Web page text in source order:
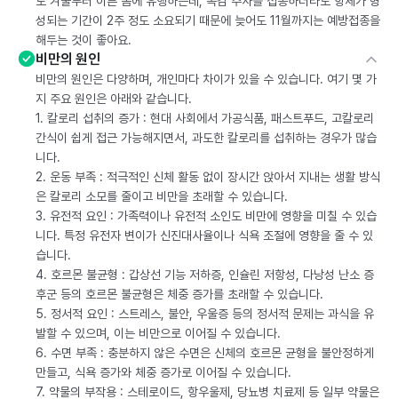
성되는 기간이 2주 정도 소요되기 때문에 늦어도 11월까지는 예방접종을
해두는 것이 좋아요.
비만의 원인
비만의 원인은 다양하며, 개인마다 차이가 있을 수 있습니다. 여기 몇 가
지 주요 원인은 아래와 같습니다.
1. 칼로리 섭취의 증가 : 현대 사회에서 가공식품, 패스트푸드, 고칼로리
간식이 쉽게 접근 가능해지면서, 과도한 칼로리를 섭취하는 경우가 많습
니다.
2. 운동 부족 : 적극적인 신체 활동 없이 장시간 앉아서 지내는 생활 방식
은 칼로리 소모를 줄이고 비만을 초래할 수 있습니다.
3. 유전적 요인 : 가족력이나 유전적 소인도 비만에 영향을 미칠 수 있습
니다. 특정 유전자 변이가 신진대사율이나 식욕 조절에 영향을 줄 수 있
습니다.
4. 호르몬 불균형 : 갑상선 기능 저하증, 인슐린 저항성, 다낭성 난소 증
후군 등의 호르몬 불균형은 체중 증가를 초래할 수 있습니다.
5. 정서적 요인 : 스트레스, 불안, 우울증 등의 정서적 문제는 과식을 유
발할 수 있으며, 이는 비만으로 이어질 수 있습니다.
6. 수면 부족 : 충분하지 않은 수면은 신체의 호르몬 균형을 불안정하게
만들고, 식욕 증가와 체중 증가로 이어질 수 있습니다.
7. 약물의 부작용 : 스테로이드, 항우울제, 당뇨병 치료제 등 일부 약물은